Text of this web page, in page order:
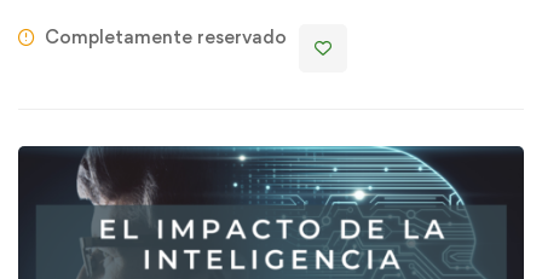
Completamente reservado